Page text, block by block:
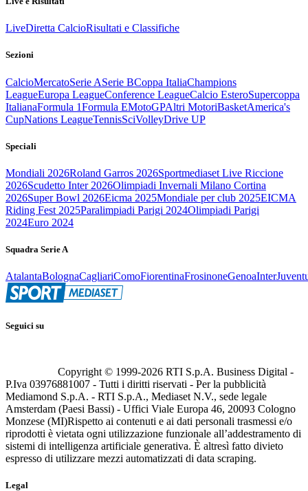
LiveDiretta CalcioRisultati e Classifiche
Sezioni
CalcioMercatoSerie ASerie BCoppa ItaliaChampions
LeagueEuropa LeagueConference LeagueCalcio EsteroSupercoppa
ItalianaFormula 1Formula EMotoGPAltri MotoriBasketAmerica's
CupNations LeagueTennisSciVolleyDrive UP
Speciali
Mondiali 2026Roland Garros 2026Sportmediaset Live Riccione
2026Scudetto Inter 2026Olimpiadi Invernali Milano Cortina
2026Super Bowl 2026Eicma 2025Mondiale per club 2025EICMA
Riding Fest 2025Paralimpiadi Parigi 2024Olimpiadi Parigi
2024Euro 2024
Squadra Serie A
AtalantaBolognaCagliariComoFiorentinaFrosinoneGenoaInter
Seguici su
Copyright © 1999-2026 RTI S.p.A. Business Digital -
P.Iva 03976881007 - Tutti i diritti riservati - Per la pubblicità
Mediamond S.p.A. - RTI S.p.A., Mediaset N.V., sede legale
Amsterdam (Paesi Bassi) - Uffici Viale Europa 46, 20093 Cologno
Monzese (MI)Rispetto ai contenuti e ai dati personali trasmessi e/o
riprodotti è vietata ogni utilizzazione funzionale all’addestramento di
sistemi di intelligenza artificiale generativa. È altresì fatto divieto
espresso di utilizzare mezzi automatizzati di data scraping.
Legal